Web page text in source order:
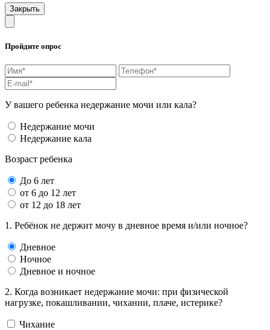
Закрыть
Пройдите опрос
У вашего ребенка недержание мочи или кала?
Недержание мочи
Недержание кала
Возраст ребенка
До 6 лет
от 6 до 12 лет
от 12 до 18 лет
1. Ребёнок не держит мочу в дневное время и/или ночное?
Дневное
Ночное
Дневное и ночное
2. Когда возникает недержание мочи: при физической
нагрузке, покашливании, чихании, плаче, истерике?
Чихание